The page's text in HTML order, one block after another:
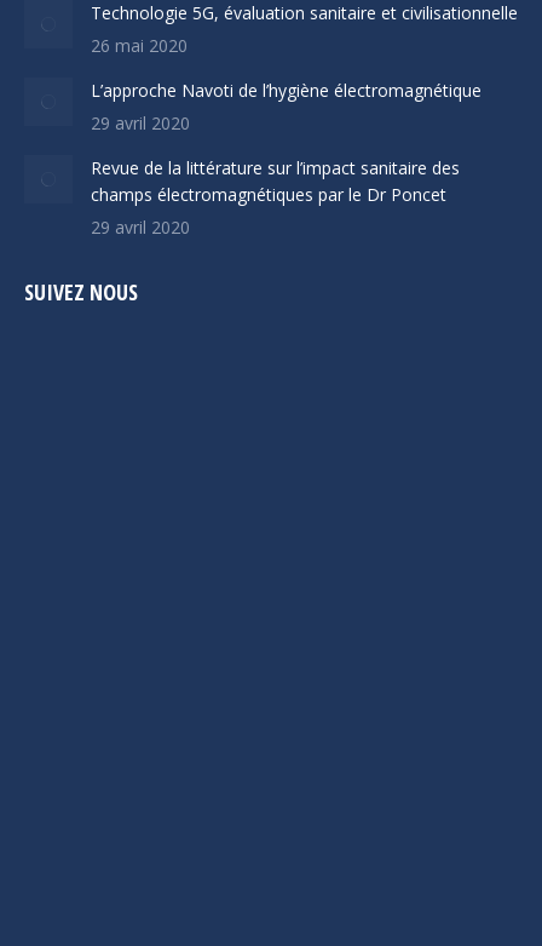
new
Technologie 5G, évaluation sanitaire et civilisationnelle
26 mai 2020
L’approche Navoti de l’hygiène électromagnétique
29 avril 2020
Revue de la littérature sur l’impact sanitaire des
champs électromagnétiques par le Dr Poncet
29 avril 2020
SUIVEZ NOUS